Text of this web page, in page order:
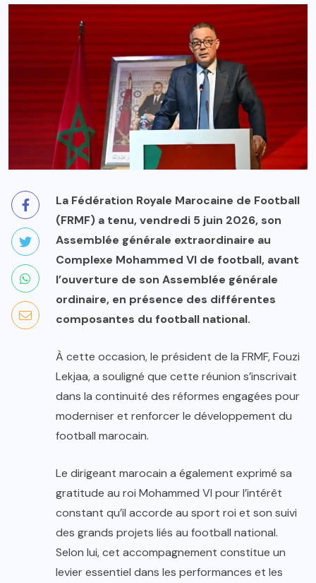
La Fédération Royale Marocaine de Football
(FRMF) a tenu, vendredi 5 juin 2026, son
Assemblée générale extraordinaire au
Complexe Mohammed VI de football, avant
l’ouverture de son Assemblée générale
ordinaire, en présence des différentes
composantes du football national.
À cette occasion, le président de la FRMF, Fouzi
Lekjaa, a souligné que cette réunion s’inscrivait
dans la continuité des réformes engagées pour
moderniser et renforcer le développement du
football marocain.
Le dirigeant marocain a également exprimé sa
gratitude au roi Mohammed VI pour l’intérêt
constant qu’il accorde au sport roi et son suivi
des grands projets liés au football national.
Selon lui, cet accompagnement constitue un
levier essentiel dans les performances et les